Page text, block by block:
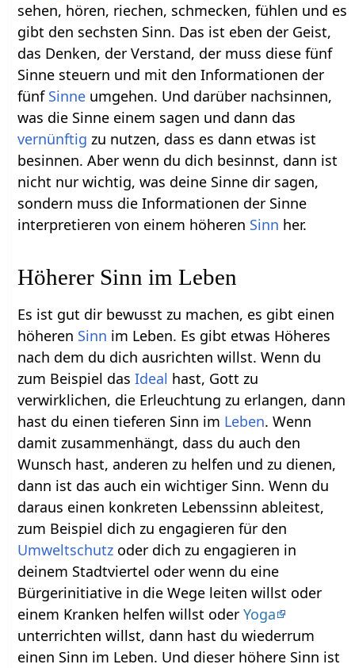
sehen, hören, riechen, schmecken, fühlen und es
gibt den sechsten Sinn. Das ist eben der Geist,
das Denken, der Verstand, der muss diese fünf
Sinne steuern und mit den Informationen der
fünf Sinne umgehen. Und darüber nachsinnen,
was die Sinne einem sagen und dann das
vernünftig zu nutzen, dass es dann etwas ist
besinnen. Aber wenn du dich besinnst, dann ist
nicht nur wichtig, was deine Sinne dir sagen,
sondern muss die Informationen der Sinne
interpretieren von einem höheren Sinn her.
Höherer Sinn im Leben
Es ist gut dir bewusst zu machen, es gibt einen
höheren Sinn im Leben. Es gibt etwas Höheres
nach dem du dich ausrichten willst. Wenn du
zum Beispiel dasIdeal hast, Gott zu
verwirklichen, die Erleuchtung zu erlangen, dann
hast du einen tieferen Sinn im Leben. Wenn
damit zusammenhängt, dass du auch den
Wunsch hast, anderen zu helfen und zu dienen,
dann ist das auch ein wichtiger Sinn. Wenn du
daraus einen konkreten Lebenssinn ableitest,
zum Beispiel dich zu engagieren für den
Umweltschutz oder dich zu engagieren in
deinem Stadtviertel oder wenn du eine
Bürgerinitiative in die Wege leiten willst oder
einem Kranken helfen willst oderYoga
unterrichten willst, dann hast du wiederrum
einen Sinn im Leben. Und dieser höhere Sinn ist